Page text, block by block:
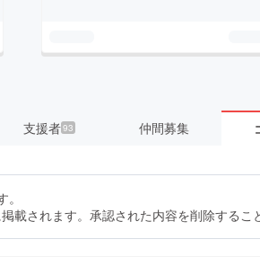
支援者93 仲間募集
載されます。承認された内容を削除するこ